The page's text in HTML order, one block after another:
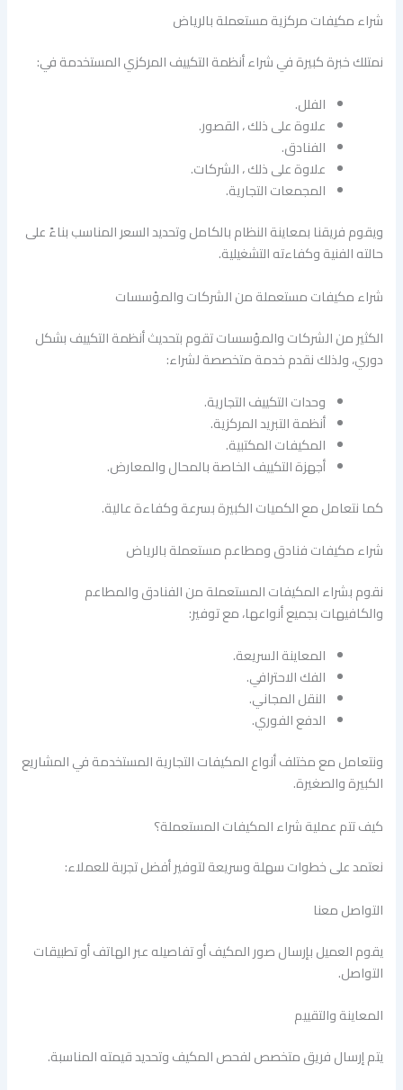
شراء مكيفات مركزية مستعملة بالرياض
نمتلك خبرة كبيرة في شراء أنظمة التكييف المركزي المستخدمة في:
الفلل.
علاوة على ذلك ، القصور.
الفنادق.
علاوة على ذلك ، الشركات.
المجمعات التجارية.
ويقوم فريقنا بمعاينة النظام بالكامل وتحديد السعر المناسب بناءً على
حالته الفنية وكفاءته التشغيلية.
شراء مكيفات مستعملة من الشركات والمؤسسات
الكثير من الشركات والمؤسسات تقوم بتحديث أنظمة التكييف بشكل
دوري، ولذلك نقدم خدمة متخصصة لشراء:
وحدات التكييف التجارية.
أنظمة التبريد المركزية.
المكيفات المكتبية.
أجهزة التكييف الخاصة بالمحال والمعارض.
كما نتعامل مع الكميات الكبيرة بسرعة وكفاءة عالية.
شراء مكيفات فنادق ومطاعم مستعملة بالرياض
نقوم بشراء المكيفات المستعملة من الفنادق والمطاعم
والكافيهات بجميع أنواعها، مع توفير:
المعاينة السريعة.
الفك الاحترافي.
النقل المجاني.
الدفع الفوري.
ونتعامل مع مختلف أنواع المكيفات التجارية المستخدمة في المشاريع
الكبيرة والصغيرة.
كيف تتم عملية شراء المكيفات المستعملة؟
نعتمد على خطوات سهلة وسريعة لتوفير أفضل تجربة للعملاء:
التواصل معنا
يقوم العميل بإرسال صور المكيف أو تفاصيله عبر الهاتف أو تطبيقات
التواصل.
المعاينة والتقييم
يتم إرسال فريق متخصص لفحص المكيف وتحديد قيمته المناسبة.